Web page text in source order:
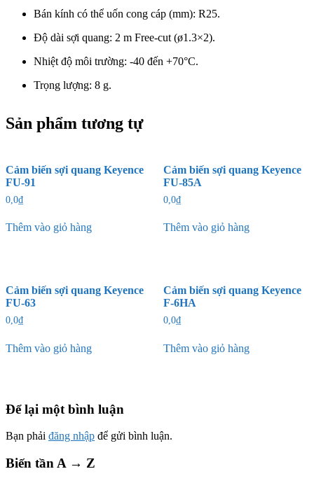
Bán kính có thể uốn cong cáp (mm): R25.
Độ dài sợi quang: 2 m Free-cut (ø1.3×2).
Nhiệt độ môi trường: -40 đến +70°C.
Trọng lượng: 8 g.
Sản phẩm tương tự
Cảm biến sợi quang Keyence
FU-91
0,0₫
Thêm vào giỏ hàng
Cảm biến sợi quang Keyence
FU-85A
0,0₫
Thêm vào giỏ hàng
Cảm biến sợi quang Keyence
FU-63
0,0₫
Thêm vào giỏ hàng
Cảm biến sợi quang Keyence
F-6HA
0,0₫
Thêm vào giỏ hàng
Để lại một bình luận
Bạn phải đăng nhập để gửi bình luận.
Biến tần A → Z